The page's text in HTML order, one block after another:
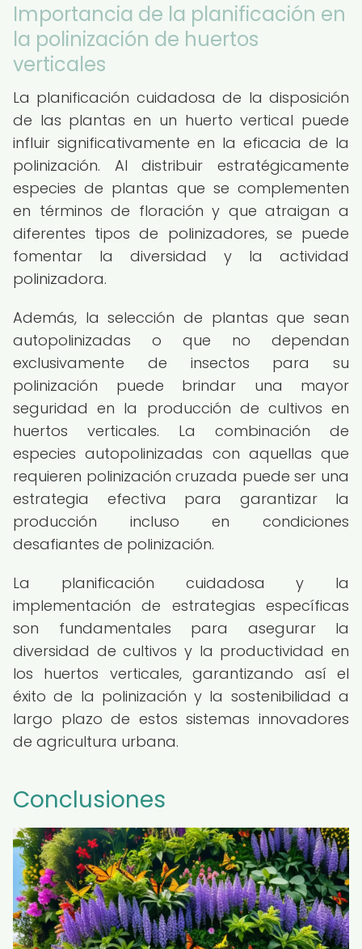
Importancia de la planificación en
la polinización de huertos
verticales
La planificación cuidadosa de la disposición
de las plantas en un huerto vertical puede
influir significativamente en la eficacia de la
polinización. Al distribuir estratégicamente
especies de plantas que se complementen
en términos de floración y que atraigan a
diferentes tipos de polinizadores, se puede
fomentar la diversidad y la actividad
polinizadora.
Además, la selección de plantas que sean
autopolinizadas o que no dependan
exclusivamente de insectos para su
polinización puede brindar una mayor
seguridad en la producción de cultivos en
huertos verticales. La combinación de
especies autopolinizadas con aquellas que
requieren polinización cruzada puede ser una
estrategia efectiva para garantizar la
producción incluso en condiciones
desafiantes de polinización.
La planificación cuidadosa y la
implementación de estrategias específicas
son fundamentales para asegurar la
diversidad de cultivos y la productividad en
los huertos verticales, garantizando así el
éxito de la polinización y la sostenibilidad a
largo plazo de estos sistemas innovadores
de agricultura urbana.
Conclusiones